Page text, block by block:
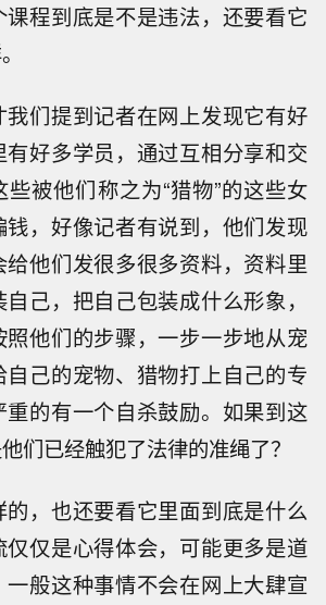
程到底是不是违法，还要看它
我们提到记者在网上发现它有好
好多学员，通过互相分享和交
被他们称之为“猎物”的这些女
，好像记者有说到，他们发现
他们发很多很多资料，资料里
己，把自己包装成什么形象，
他们的步骤，一步一步地从宠
己的宠物、猎物打上自己的专
的有一个自杀鼓励。如果到这
们已经触犯了法律的准绳了？
的，也还要看它里面到底是什么
仅仅是心得体会，可能更多是道
般这种事情不会在网上大肆宣